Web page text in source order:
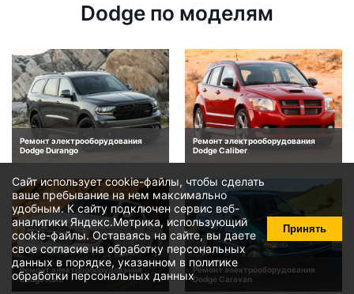
Dodge по моделям
Ремонт электрооборудования
Dodge Durango
Ремонт электрооборудования
Dodge Caliber
Ремонт электрооборудования
Dodge Ram
Ремонт электрооборудования
Dodge Caravan
Сайт использует cookie-файлы, чтобы сделать
ваше пребывание на нем максимально
удобным. К cайту подключен сервис веб-
аналитики Яндекс.Метрика, использующий
cookie-файлы. Оставаясь на сайте, вы даете
своесогласие на обработку персональных
данных в порядке, указанном в политике
обработки персональных данных
Принять